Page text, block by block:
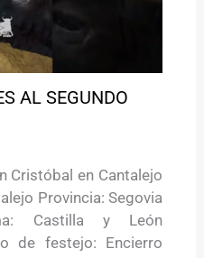
AL SEGUNDO
Cristóbal en Cantalejo
Provincia: Segovia
Castilla y León
de festejo: Encierro